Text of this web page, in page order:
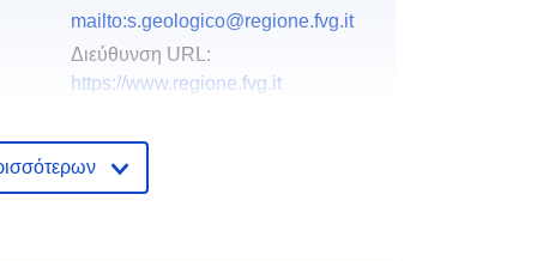
mailto:s.geologico@regione.fvg.it
Διεύθυνση URL:
https://www.regione.fvg.it
Προστίθεται στο data.europa.eu:
December 2021